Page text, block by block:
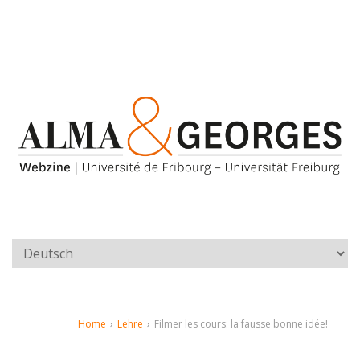
Home › Lehre › Filmer les cours: la fausse bonne idée!